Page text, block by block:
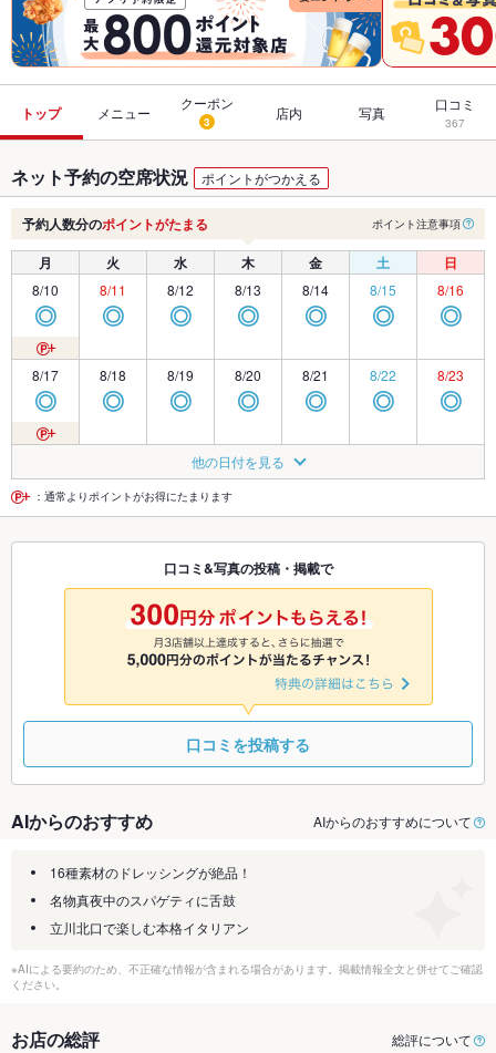
トップ メニュー
クーポン
3 店内 写真 口コミ
367
ネット予約の空席状況 ポイントがつかえる
予約人数分のポイントがたまる ポイント注意事項
月 火 水 木 金 土 日
8/10
◎
8/11
◎
8/12
◎
8/13
◎
8/14
◎
8/15
◎
8/16
◎
8/17
◎
8/18
◎
8/19
◎
8/20
◎
8/21
◎
8/22
◎
8/23
◎
◎ ◎
8/26
◎
8/27
◎
8/28
◎ ◎ ◎
8/31 9/1 9/2
◎
9/3
◎
9/4
◎
9/5 9/6
9/9
◎
9/10
◎
9/11
◎
9/12
他の日付を見る
：通常よりポイントがお得にたまります
口コミ&写真の投稿・掲載で
口コミを投稿する
AIからのおすすめ AIからのおすすめについて
16種素材のドレッシングが絶品！
名物真夜中のスパゲティに舌鼓
立川北口で楽しむ本格イタリアン
※AIによる要約のため、不正確な情報が含まれる場合があります。掲載情報全文と併せてご確認
ください。
お店の総評 総評について